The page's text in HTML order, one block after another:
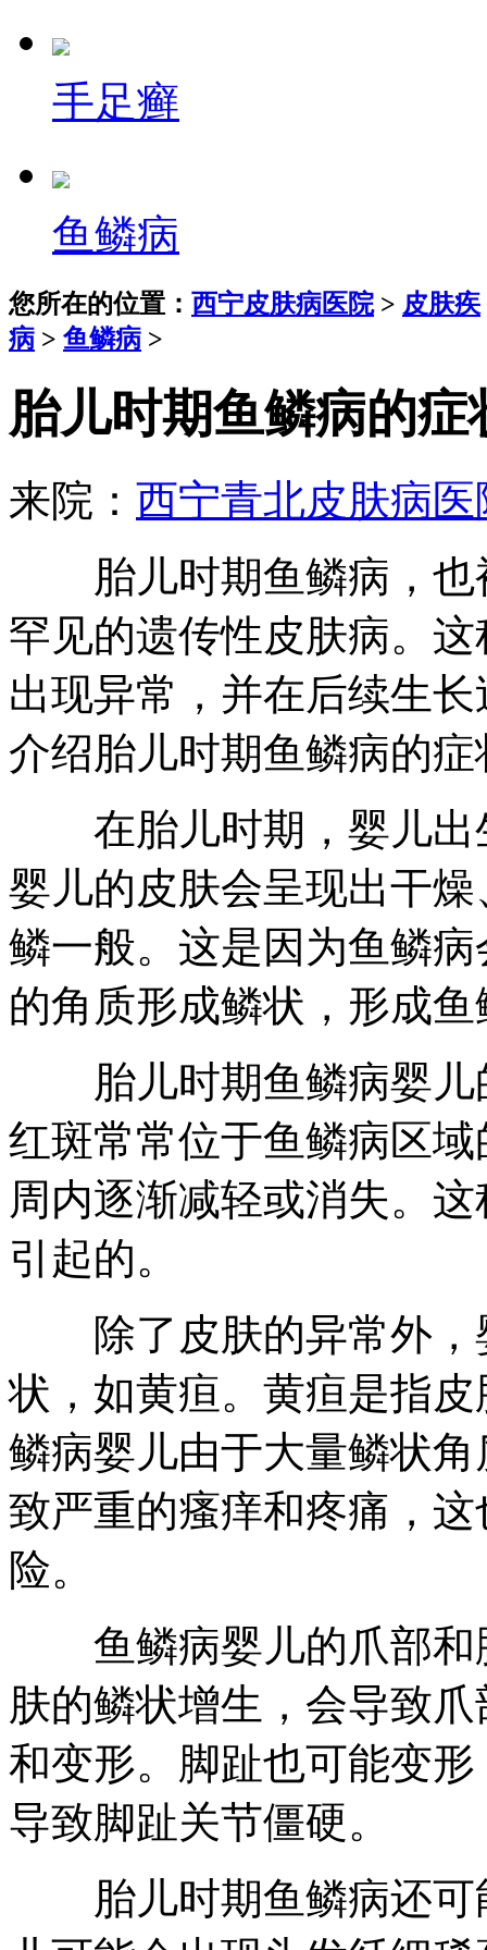
手足癣
鱼鳞病
您所在的位置： 西宁皮肤病医院> 皮肤疾
病 > 鱼鳞病 >
胎儿时期鱼鳞病的
来院： 西宁青北皮肤病医
胎儿时期鱼鳞病，也
罕见的遗传性皮肤病。
出现异常，并在后续生
介绍胎儿时期鱼鳞病的
在胎儿时期，婴儿出
婴儿的皮肤会呈现出干
鳞一般。这是因为鱼鳞
的角质形成鳞状，形成
胎儿时期鱼鳞病婴儿
红斑常常位于鱼鳞病区
周内逐渐减轻或消失。
引起的。
除了皮肤的异常外，
状，如黄疸。黄疸是指
鳞病婴儿由于大量鳞状
致严重的瘙痒和疼痛，
险。
鱼鳞病婴儿的爪部和
肤的鳞状增生，会导致
和变形。脚趾也可能变
导致脚趾关节僵硬。
胎儿时期鱼鳞病还可